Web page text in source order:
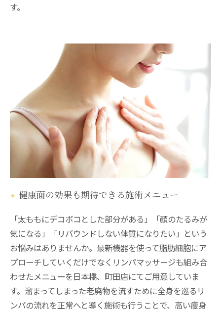
す。
健康面の効果も期待できる施術メニュー
「太ももにデコボコとした部分がある」「顔のたるみが
気になる」「リバウンドしない体質になりたい」という
お悩みはありませんか。最新機器を使って脂肪細胞にア
プローチしていくだけでなくリンパマッサージも組み合
わせたメニューを日本橋、町田店にてご用意していま
す。溜まってしまった老廃物を流すために全身を巡るリ
ンパの流れを正常へと導く施術も行うことで、高い痩身